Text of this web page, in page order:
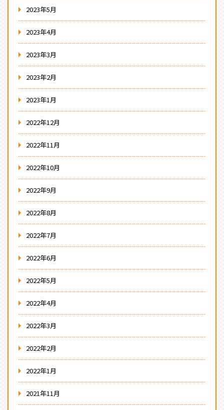
2023年5月
2023年4月
2023年3月
2023年2月
2023年1月
2022年12月
2022年11月
2022年10月
2022年9月
2022年8月
2022年7月
2022年6月
2022年5月
2022年4月
2022年3月
2022年2月
2022年1月
2021年11月